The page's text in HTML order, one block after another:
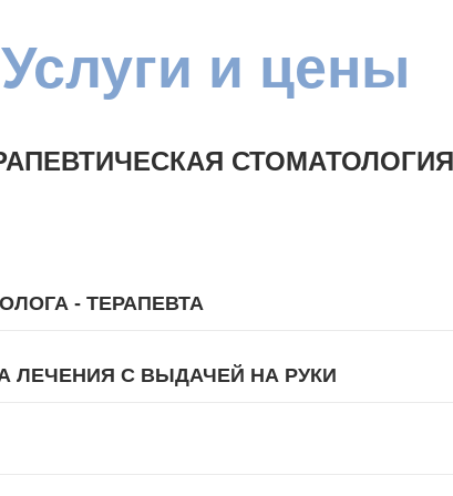
Услуги и цены
СТОМАТОЛОГИЯ
- ТЕРАПЕВТА
ЛЕЧЕНИЯ С ВЫДАЧЕЙ НА РУКИ